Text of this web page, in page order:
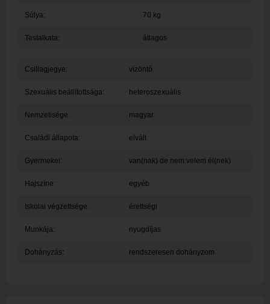
Súlya: 70 kg
Testalkata: átlagos
Csillagjegye: vízöntő
Szexuális beállítottsága: heteroszexuális
Nemzetisége: magyar
Családi állapota: elvált
Gyermekei: van(nak) de nem velem él(nek)
Hajszíne: egyéb
Iskolai végzettsége: érettségi
Munkája: nyugdíjas
Dohányzás: rendszeresen dohányzom